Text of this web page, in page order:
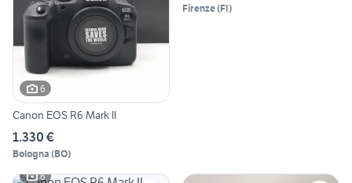
6
Canon EOS R6 Mark II
1.330 €
Bologna (BO)
Firenze(FI)
6